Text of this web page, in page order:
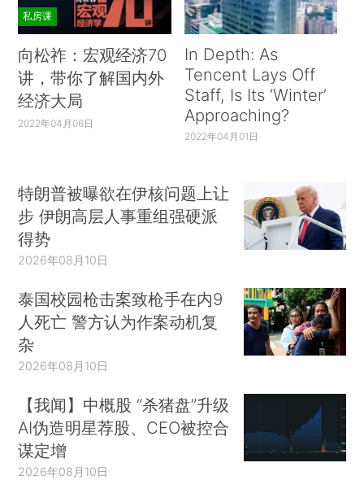
私房课
向松祚：宏观经济70
讲，带你了解国内外
经济大局
2022年04月06日
In Depth: As
Tencent Lays Off
Staff, Is Its ‘Winter’
Approaching?
2022年04月01日
特朗普被曝欲在伊核问题上让
步 伊朗高层人事重组强硬派
得势
2026年08月10日
泰国校园枪击案致枪手在内9
人死亡 警方认为作案动机复
杂
2026年08月10日
【我闻】中概股 “杀猪盘”升级
AI伪造明星荐股、CEO被控合
谋定增
2026年08月10日